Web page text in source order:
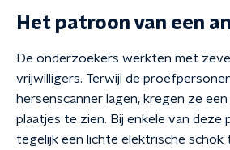
Het patroon van een
De onderzoekers werkten met
vrijwilligers. Terwijl de
hersenscanner lagen, kregen ze
plaatjes te zien. Bij enkele van deze
tegelijk een lichte elektrische schok